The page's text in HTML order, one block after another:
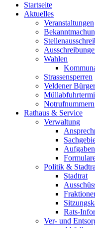
Startseite
Aktuelles
Veranstaltungen
Wahlen
Strassensperren
Veldener
Notrufnummern
Rathaus & Service
Verwaltung
Aufgaben
Politik &
Stadtrat
Rats-
Ver- und